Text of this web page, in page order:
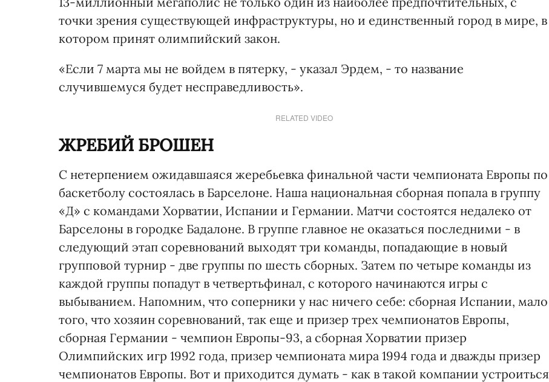
точки зрения существующей инфраструктуры, но и единственный город в мире, в
котором принят олимпийский закон.
«Если 7 марта мы не войдем в пятерку, - указал Эрдем, - то название
случившемуся будет несправедливость».
RELATED VIDEO
ЖРЕБИЙ БРОШЕН
С нетерпением ожидавшаяся жеребьевка финальной части чемпионата Европы по
баскетболу состоялась в Барселоне. Наша национальная сборная попала в группу
«Д» с командами Хорватии, Испании и Германии. Матчи состоятся недалеко от
Барселоны в городке Бадалоне. В группе главное не оказаться последними - в
следующий этап соревнований выходят три команды, попадающие в новый
групповой турнир - две группы по шесть сборных. Затем по четыре команды из
каждой группы попадут в четвертьфинал, с которого начинаются игры с
выбыванием. Напомним, что соперники у нас ничего себе: сборная Испании, мало
того, что хозяин соревнований, так еще и призер трех чемпионатов Европы,
сборная Германии - чемпион Европы-93, а сборная Хорватии призер
Олимпийских игр 1992 года, призер чемпионата мира 1994 года и дважды призер
чемпионатов Европы. Вот и приходится думать - как в такой компании устроиться